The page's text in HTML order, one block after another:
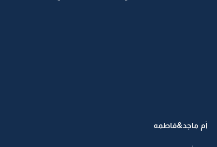
أم ماجد&فاطمه